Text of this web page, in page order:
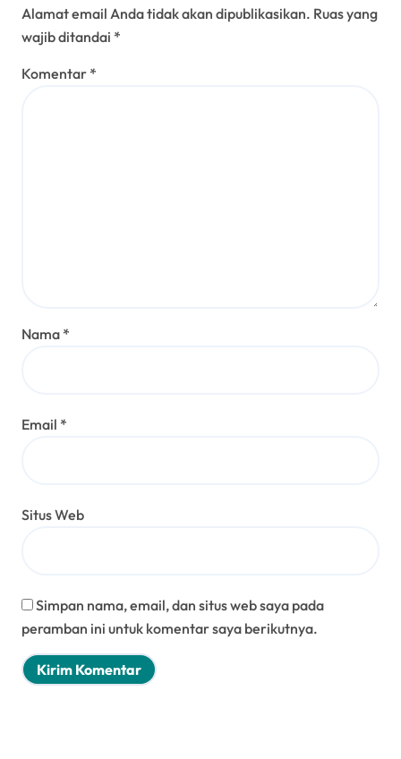
Alamat email Anda tidak akan dipublikasikan. Ruas yang
wajib ditandai *
Komentar *
Nama *
Email *
Situs Web
Simpan nama, email, dan situs web saya pada
peramban ini untuk komentar saya berikutnya.